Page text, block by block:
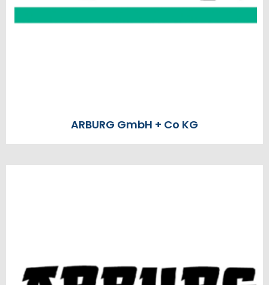
ARBURG GmbH + Co KG